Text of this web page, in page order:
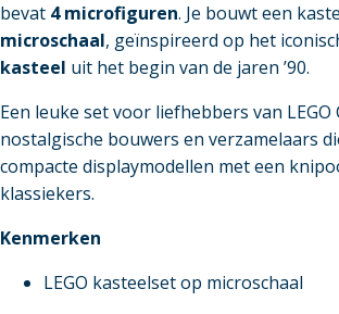
bevat 4 microfiguren. Je bouwt een
microschaal, geïnspireerd op het
kasteel uit het begin van de jaren ’90.
Een leuke set voor liefhebbers van LEGO
nostalgische bouwers en verzamelaars
compacte displaymodellen met een
klassiekers.
Kenmerken
LEGO kasteelset op microschaal